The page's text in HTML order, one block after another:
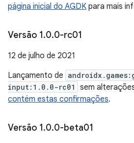
página inicial do AGDK para mais
Versão 1.0.0-rc01
12 de julho de 2021
Lançamento de
input:1.0.0-rc01
sem
contém estas confirmações.
Versão 1.0.0-beta01